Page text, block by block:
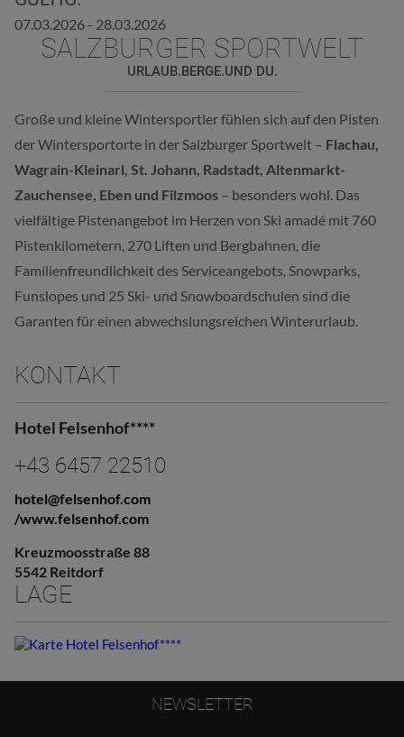
07.03.2026 - 28.03.2026
SALZBURGER SPORTWELT
URLAUB.BERGE.UND DU.
Große und kleine Wintersportler fühlen sich auf den Pisten
der Wintersportorte in der Salzburger Sportwelt – Flachau,
Wagrain-Kleinarl, St. Johann, Radstadt, Altenmarkt-
Zauchensee, Eben und Filzmoos – besonders wohl. Das
vielfältige Pistenangebot im Herzen von Ski amadé mit 760
Pistenkilometern, 270 Liften und Bergbahnen, die
Familienfreundlichkeit des Serviceangebots, Snowparks,
Funslopes und 25 Ski- und Snowboardschulen sind die
Garanten für einen abwechslungsreichen Winterurlaub.
KONTAKT
Hotel Felsenhof****
+43 6457 22510
hotel@felsenhof.com
/www.felsenhof.com
Kreuzmoosstraße 88
5542 Reitdorf
LAGE
NEWSLETTER